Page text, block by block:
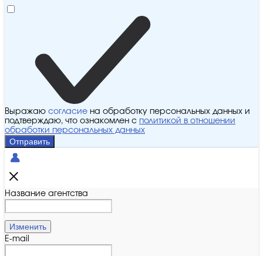
Выражаю согласие на обработку персональных данных и
подтверждаю, что ознакомлен с политикой в отношении
обработки персональных данных
Отправить
Название агентства
Изменить
E-mail